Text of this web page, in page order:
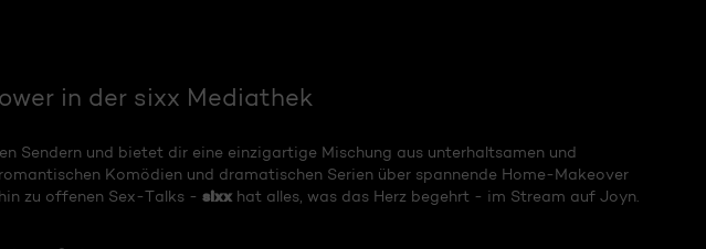
in der sixx Mediathek
Sendern und bietet dir eine einzigartige Mischung aus unterhaltsamen und
Komödien und dramatischen Serien über spannende Home-Makeover
zu offenen Sex-Talks - sixxhat alles, was das Herz begehrt - im Stream auf Joyn.